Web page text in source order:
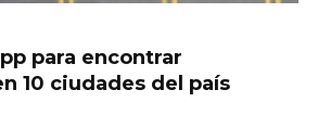
para encontrar
10 ciudades del país